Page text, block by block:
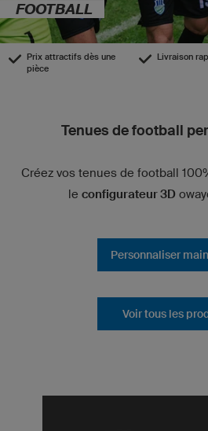
FOOTBALL
Prix attractifs dès une
pièce
Livraison
Tenues de football
Créez vos tenues de football
le configurateur 3D
Personnaliser
Voir tous les